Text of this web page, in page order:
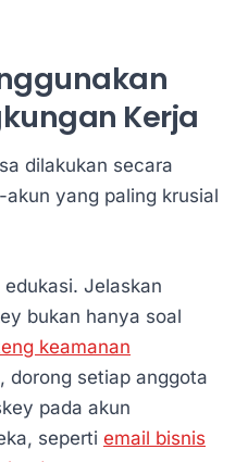
Kerja
dilakukan secara
yang paling krusial
Jelaskan
bukan hanya soal
keamanan
dorong setiap anggota
pada akun
seperti email bisnis